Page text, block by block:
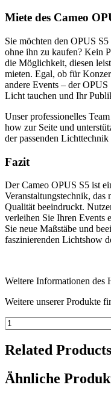
Miete des Cameo
Sie möchten den OPUS
ohne ihn zu kaufen? Kein
die Möglichkeit, diesen
mieten. Egal, ob für
andere Events – der
Licht tauchen und Ihr
Unser professionelles
how zur Seite und
der passenden
Fazit
Der Cameo OPUS S5 ist
Veranstaltungstechnik, das
Qualität beeindruckt.
verleihen Sie Ihren Events
Sie neue Maßstäbe und
faszinierenden Lichtshow
Weitere Informationen des
Weitere unserer Produkte
Cameo
OPUS
S5
Menge
Related Products
Ähnliche